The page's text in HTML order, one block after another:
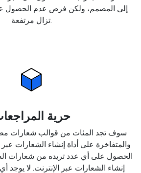
إلى المصمم، ولكن فرص عدم الحصول
تزال مرتفعة.
حرية
سوف تجد المئات من قوالب شعارات
والمتفاخرة على أداة إنشاء الشعارات عبر
الحصول على أي عدد تريده من شعارات
إنشاء الشعارات عبر الإنترنت. لا